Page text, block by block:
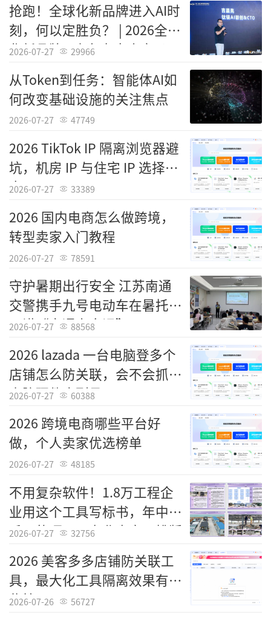
建设中的深圳湾超级总部基地(无人机照
片，2025年8月23日摄)。新华社记者 梁旭 摄
翻开深圳这5年的“成绩单”，一个个数据
引人注目。
2020年至2024年，深圳地区生产总值年均
增长5.5%，站上3.68万亿元新台阶，平均每平
方公里产出高达18.4亿元。这是一个由县域大
小面积创造出来的省级经济体量。
与此同时，万元GDP能耗、碳排放量、用
水量分别仅为全国平均水平的1/3、1/5和1/8。
这是单位能耗和经济增长走出的两条“背道而
驰”的曲线。
今年上半年，深圳再次交出一份“难中有
为、干中有成、稳中有进”的答卷——地区生产
总值18322.26亿元，同比增长5.1%，在一线城
市中表现亮眼。
“深圳在土地空间小、经济体量大的基础
上实现高增长，改革是最根本、最强大的动力
源泉。”深圳市发展和改革委员会主任郭子平
说。
从“杀出一条血路”到深入推进综合改革
试点，深圳始终处于破解中国发展道路上难题
与挑战的第一线。
这5年来，深圳市人大常委会用足用好经济
特区立法权，聚焦深圳产业实际将新兴领域立
法作为立法工作的“重头戏”，先后出台一批
首创性、引领性法规，厚植新质生产力法治沃
抢跑！全球化新品牌进入AI时
刻，何以定胜负？ | 2026全球
化新品牌AI竞争力大会实录
2026-07-27 29966
从Token到任务：智能体AI如
何改变基础设施的关注焦点
2026-07-27 47749
2026 TikTok IP 隔离浏览器避
坑，机房 IP 与住宅 IP 选择指
南
2026-07-27 33389
2026 国内电商怎么做跨境，
转型卖家入门教程
2026-07-27 78591
守护暑期出行安全 江苏南通
交警携手九号电动车在暑托班
开讲“交通安全课”
2026-07-27 88568
2026 lazada 一台电脑登多个
店铺怎么防关联，会不会抓取
电脑硬件序列号
2026-07-27 60388
2026 跨境电商哪些平台好
做，个人卖家优选榜单
2026-07-27 48185
不用复杂软件！1.8万工程企
业用这个工具写标书，年中近
千万的项目：专业内容，排版
2026-07-27 32756
2026 美客多多店铺防关联工
具，最大化工具隔离效果有哪
些技巧
2026-07-26 56727